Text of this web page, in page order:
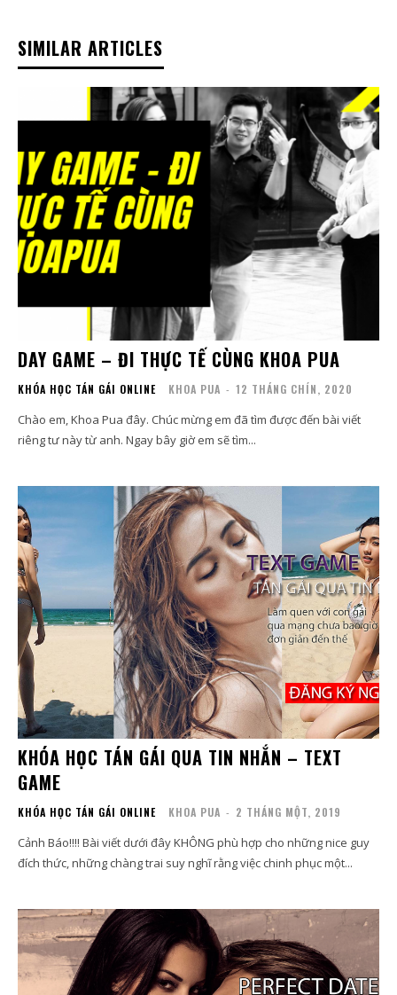
SIMILAR ARTICLES
DAY GAME – ĐI THỰC TẾ CÙNG KHOA PUA
KHÓA HỌC TÁN GÁI ONLINE KHOA PUA - 12 THÁNG CHÍN, 2020
Chào em, Khoa Pua đây. Chúc mừng em đã tìm được đến bài viết
riêng tư này từ anh. Ngay bây giờ em sẽ tìm...
KHÓA HỌC TÁN GÁI QUA TIN NHẮN – TEXT
GAME
KHÓA HỌC TÁN GÁI ONLINE KHOA PUA - 2 THÁNG MỘT, 2019
Cảnh Báo!!!! Bài viết dưới đây KHÔNG phù hợp cho những nice guy
đích thức, những chàng trai suy nghĩ rằng việc chinh phục một...